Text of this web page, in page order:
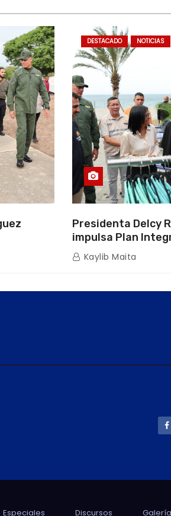
en La
DESTACADO NOTICIAS
Presidenta Delcy
impulsa Plan
Reactivación
Guaira
Kaylib Maita
Especiales Discursos Galería